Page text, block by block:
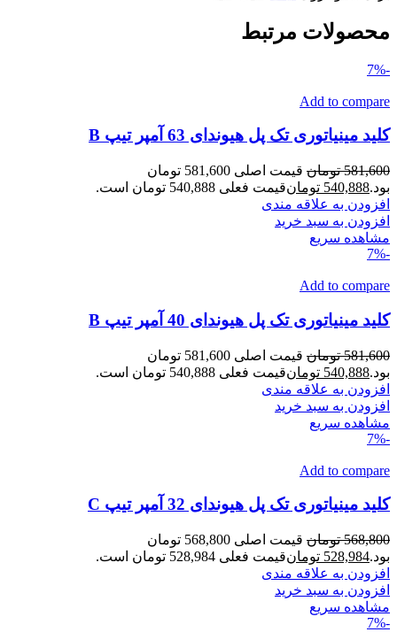
محصولات مرتبط
-7%
Add to compare
کلید مینیاتوری تک پل هیوندای 63 آمپر تیپ B
581,600 تومان
قیمت اصلی 581,600 تومان
بود.540,888 تومانقیمت فعلی 540,888 تومان است.
افزودن به علاقه مندی
افزودن به سبد خرید
مشاهده سریع
-7%
Add to compare
کلید مینیاتوری تک پل هیوندای 40 آمپر تیپ B
581,600 تومان
قیمت اصلی 581,600 تومان
بود.540,888 تومانقیمت فعلی 540,888 تومان است.
افزودن به علاقه مندی
افزودن به سبد خرید
مشاهده سریع
-7%
Add to compare
کلید مینیاتوری تک پل هیوندای 32 آمپر تیپ C
568,800 تومان
قیمت اصلی 568,800 تومان
بود.528,984 تومانقیمت فعلی 528,984 تومان است.
افزودن به علاقه مندی
افزودن به سبد خرید
مشاهده سریع
-7%